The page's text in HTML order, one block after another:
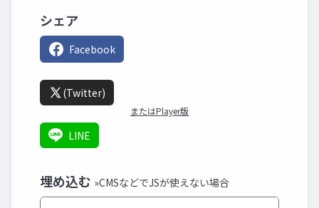
シェア
Facebook
(Twitter)
またはPlayer版
LINE
埋め込む »CMSなどでJSが使えない場合